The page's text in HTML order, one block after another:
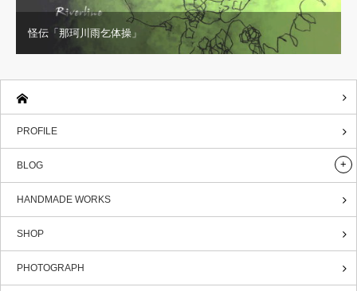
怪伝「那珂川雨乞体操」
PROFILE
BLOG
HANDMADE WORKS
SHOP
PHOTOGRAPH